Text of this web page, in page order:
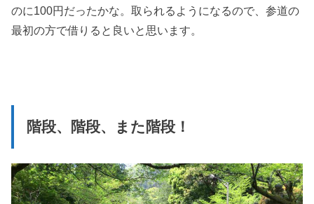
のに100円だったかな。取られるようになるので、参道の
最初の方で借りると良いと思います。
階段、階段、また階段！